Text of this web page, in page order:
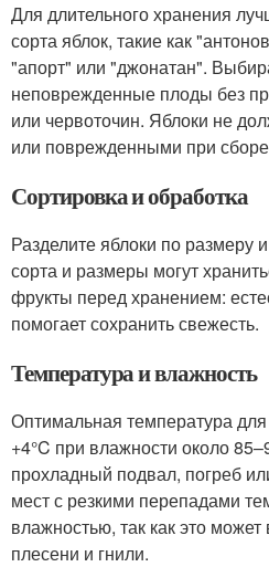
Для длительного хранения
сорта яблок, такие как
"апорт" или "джонатан".
неповрежденные плоды без
или червоточин. Яблоки не
или поврежденными при
Сортировка и обработка
Разделите яблоки по размеру
сорта и размеры могут
фрукты перед хранением:
помогает сохранить свежесть.
Температура и влажность
Оптимальная температура
+4°C при влажности около
прохладный подвал, погреб
мест с резкими перепадами
влажностью, так как это
плесени и гнили.